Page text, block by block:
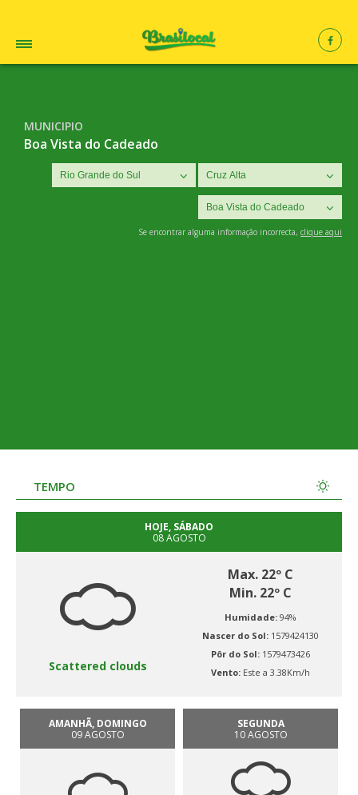
MUNICIPIO
Boa Vista do Cadeado
Se encontrar alguma informação incorrecta, clique aqui
TEMPO
HOJE, SÁBADO
08 AGOSTO
Scattered clouds
Max. 22º C
Min. 22º C
Humidade: 94%
Nascer do Sol: 1579424130
Pôr do Sol: 1579473426
Vento: Este a 3.38Km/h
AMANHÃ, DOMINGO
09 AGOSTO
SEGUNDA
10 AGOSTO